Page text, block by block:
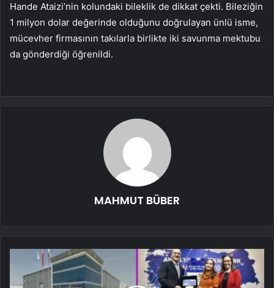
Hande Ataizi’nin kolundaki bileklik de dikkat çekti. Bileziğin
1 milyon dolar değerinde olduğunu doğrulayan ünlü isme,
mücevher firmasının takılarla birlikte iki savunma mektubu
da gönderdiği öğrenildi.
MAHMUT BÜBER